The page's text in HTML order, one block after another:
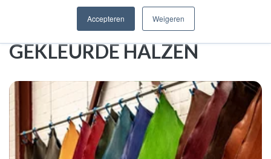
Accepteren Weigeren
GEKLEURDE HALZEN